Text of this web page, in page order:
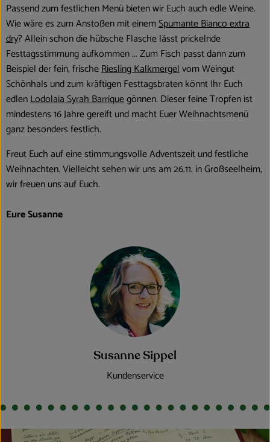
Passend zum festlichen Menü bieten wir Euch auch edle Weine.
Wie wäre es zum Anstoßen mit einemSpumante Bianco extra
dry? Allein schon die hübsche Flasche lässt prickelnde
Festtagsstimmung aufkommen ... Zum Fisch passt dann zum
Beispiel der fein, frischeRiesling Kalkmergelvom Weingut
Schönhals und zum kräftigen Festtagsbraten könnt Ihr Euch
edlenLodolaia Syrah Barriquegönnen. Dieser feine Tropfen ist
mindestens 16 Jahre gereift und macht Euer Weihnachtsmenü
ganz besonders festlich.
Freut Euch auf eine stimmungsvolle Adventszeit und festliche
Weihnachten. Vielleicht sehen wir uns am 26.11. in Großseelheim,
wir freuen uns auf Euch.
Eure Susanne
Susanne Sippel
Kundenservice